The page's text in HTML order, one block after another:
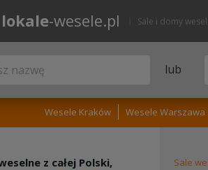
lokale-wesele.pl Sale i domy
lub
Wesele Kraków Wesele Warszawa
Sale
z całej Polski,